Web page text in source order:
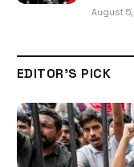
August
EDITOR'S PICK